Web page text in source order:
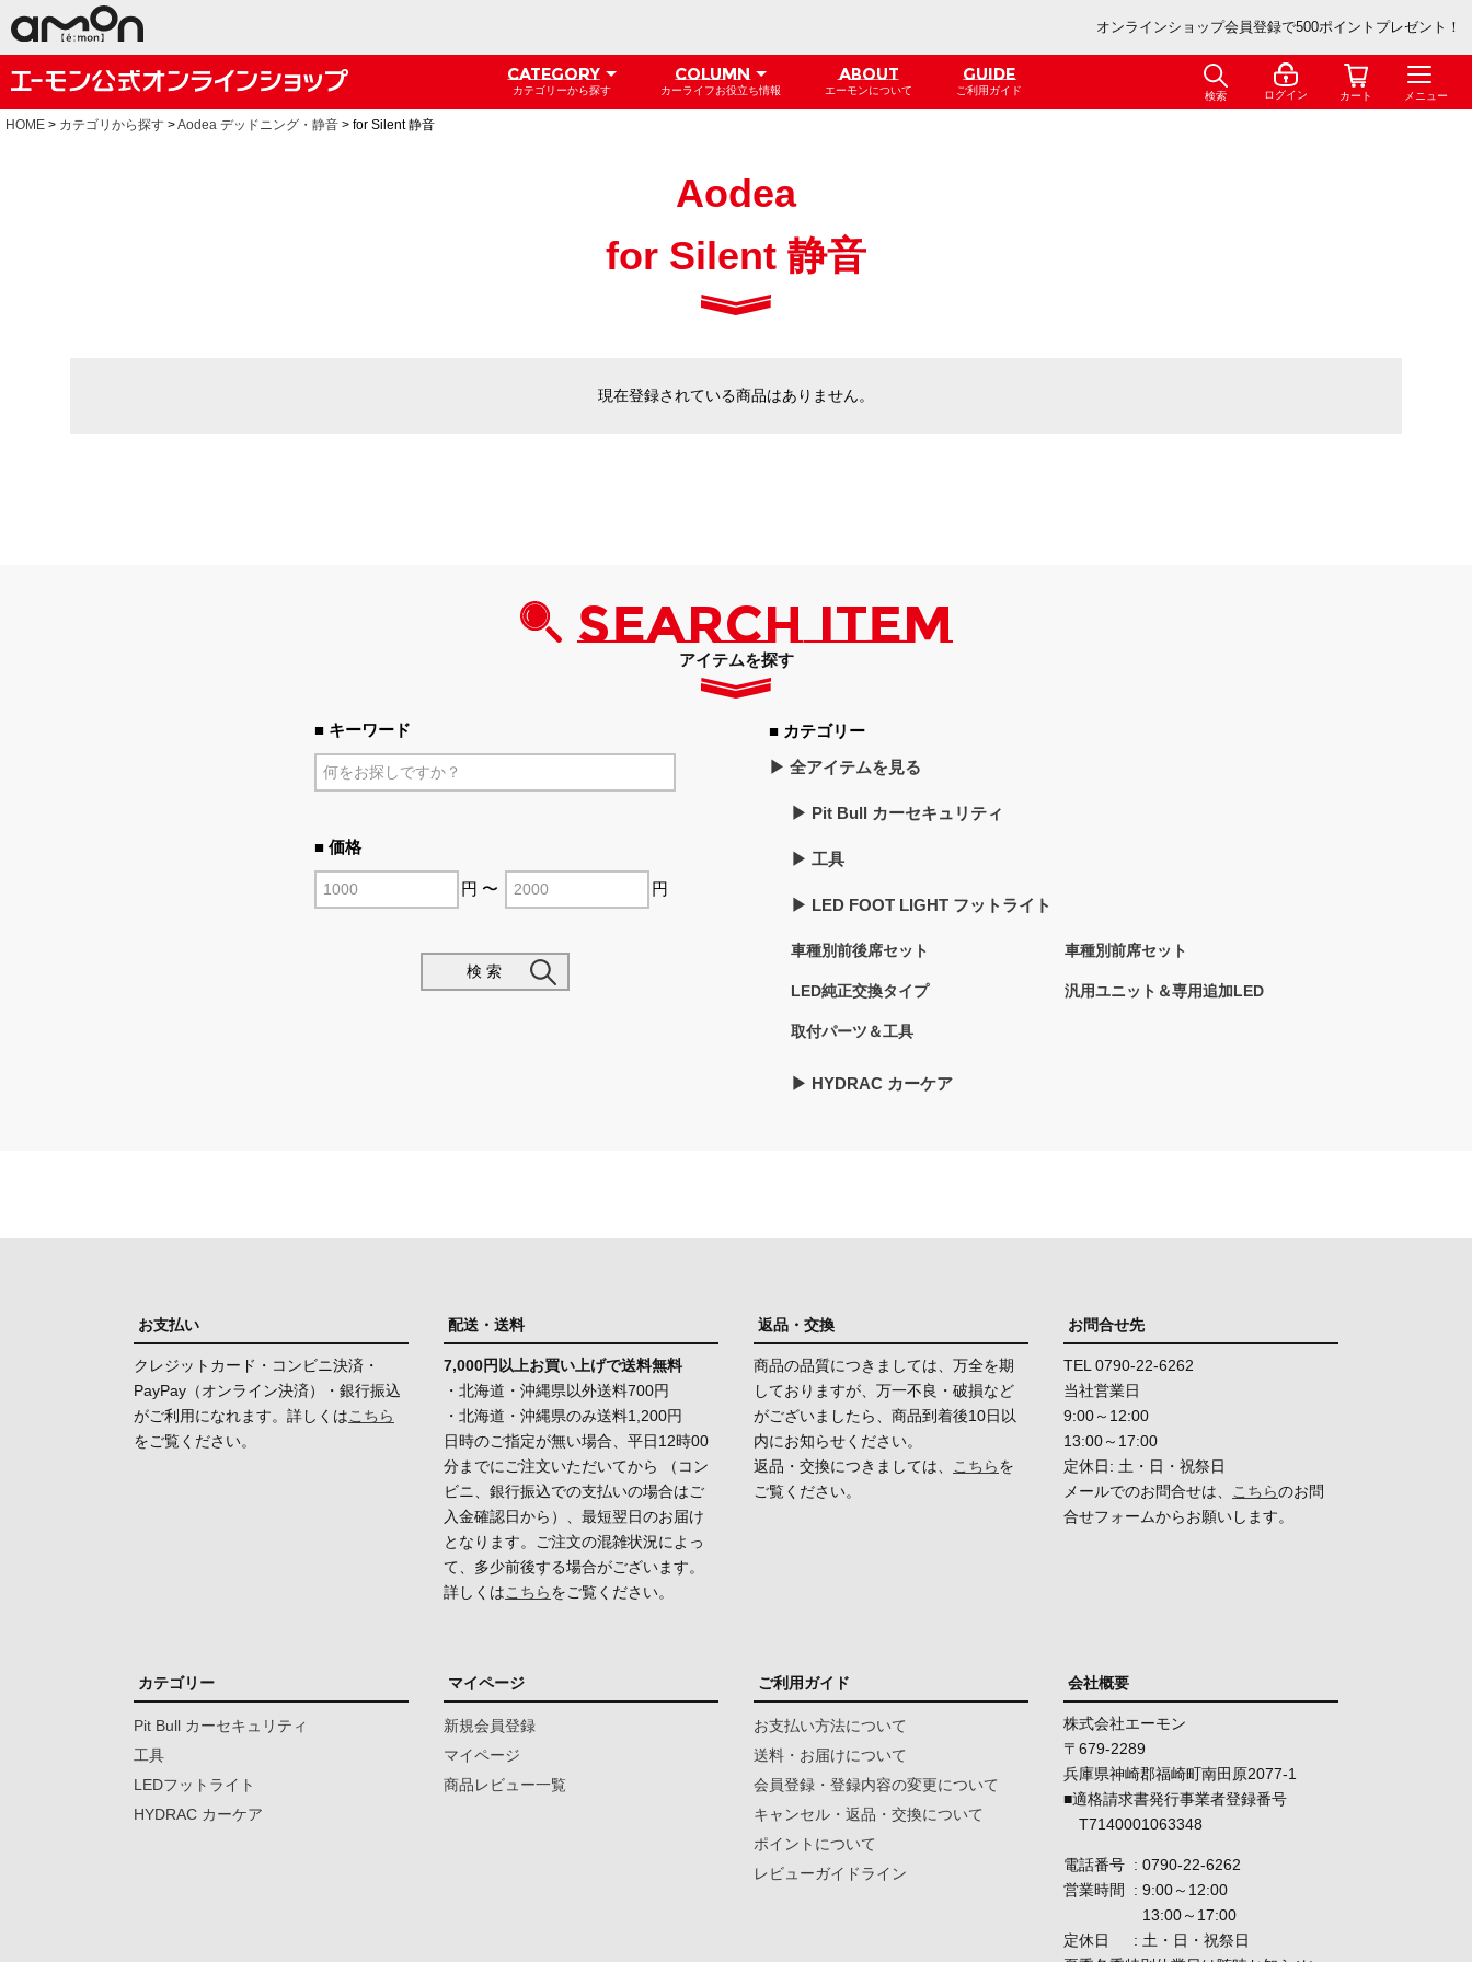
オンラインショップ会員登録で500ポイントプレゼント！
CATEGORY
カテゴリーから探す
COLUMN
カーライフお役立ち情報
ABOUT
エーモンについて
GUIDE
ご利用ガイド 検索 ログイン カート メニュー
HOME カテゴリから探す Aodea デッドニング・静音 for Silent 静音
Aodea
for Silent 静音
現在登録されている商品はありません。
SEARCH ITEM
アイテムを探す
■ キーワード
■ 価格
円 〜 円
検 索
■ カテゴリー
▶︎ 全アイテムを見る
▶︎ Pit Bull カーセキュリティ
▶︎ 工具
▶︎ LED FOOT LIGHT フットライト
車種別前後席セット 車種別前席セット
LED純正交換タイプ 汎用ユニット＆専用追加LED
取付パーツ＆工具
▶︎ HYDRAC カーケア
お支払い
クレジットカード・コンビニ決済・
PayPay（オンライン決済）・銀行振込
がご利用になれます。詳しくはこちら
をご覧ください。
配送・送料
7,000円以上お買い上げで送料無料
・北海道・沖縄県以外送料700円
・北海道・沖縄県のみ送料1,200円
日時のご指定が無い場合、平日12時00
分までにご注文いただいてから （コン
ビニ、銀行振込での支払いの場合はご
入金確認日から）、最短翌日のお届け
となります。ご注文の混雑状況によっ
て、多少前後する場合がございます。
詳しくはこちらをご覧ください。
返品・交換
商品の品質につきましては、万全を期
しておりますが、万一不良・破損など
がございましたら、商品到着後10日以
内にお知らせください。
返品・交換につきましては、
こちらを
ご覧ください。
お問合せ先
TEL 0790-22-6262
当社営業日
9:00～12:00
13:00～17:00
定休日: 土・日・祝祭日
メールでのお問合せは、
こちらのお問
合せフォームからお願いします。
カテゴリー
Pit Bull カーセキュリティ
工具
LEDフットライト
HYDRAC カーケア
マイページ
新規会員登録
マイページ
商品レビュー一覧
ご利用ガイド
お支払い方法について
送料・お届けについて
会員登録・登録内容の変更について
キャンセル・返品・交換について
ポイントについて
レビューガイドライン
会社概要
株式会社エーモン
679-2289
兵庫県神崎郡福崎町南田原2077-1
■適格請求書発行事業者登録番号
T7140001063348
電話番号
0790-22-6262
営業時間
9:00～12:00
13:00～17:00
定休日
土・日・祝祭日